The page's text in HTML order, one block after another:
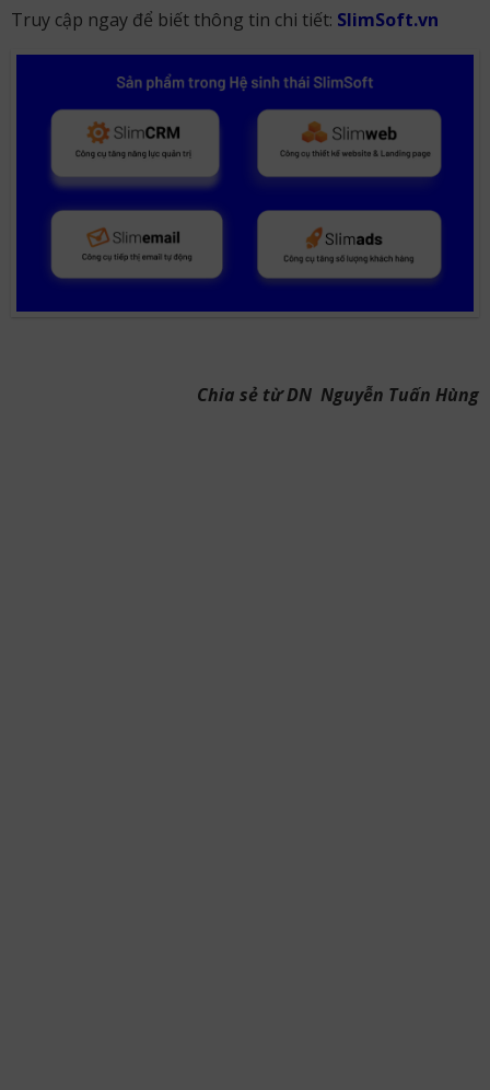
Truy cập ngay để biết thông tin chi tiết: SlimSoft.vn
Chia sẻ từ DN Nguyễn Tuấn Hùng